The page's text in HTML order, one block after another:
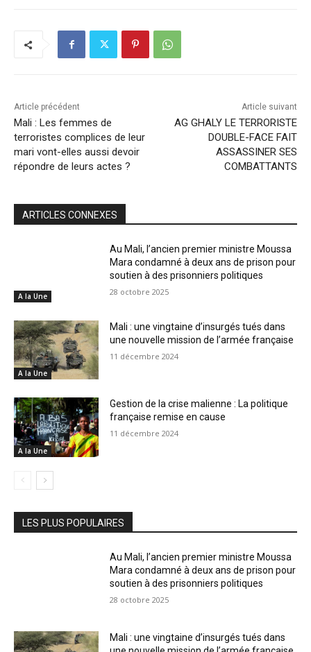
Article précédent
Mali : Les femmes de
terroristes complices de leur
mari vont-elles aussi devoir
répondre de leurs actes ?
Article suivant
AG GHALY LE TERRORISTE
DOUBLE-FACE FAIT
ASSASSINER SES
COMBATTANTS
ARTICLES CONNEXES
A la Une
Au Mali, l’ancien premier ministre Moussa
Mara condamné à deux ans de prison pour
soutien à des prisonniers politiques
28 octobre 2025
A la Une
Mali : une vingtaine d’insurgés tués dans
une nouvelle mission de l’armée française
11 décembre 2024
A la Une
Gestion de la crise malienne : La politique
française remise en cause
11 décembre 2024
LES PLUS POPULAIRES
Au Mali, l’ancien premier ministre Moussa
Mara condamné à deux ans de prison pour
soutien à des prisonniers politiques
28 octobre 2025
Mali : une vingtaine d’insurgés tués dans